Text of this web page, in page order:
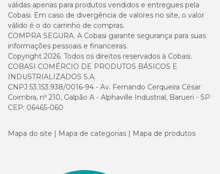
válidas apenas para produtos vendidos e entregues pela
Cobasi. Em caso de divergência de valores no site, o valor
válido é o do carrinho de compras.
COMPRA SEGURA. A Cobasi garante segurança para suas
informações pessoais e financeiras.
Copyright 2026. Todos os direitos reservados à Cobasi.
COBASI COMÉRCIO DE PRODUTOS BÁSICOS E
INDUSTRIALIZADOS S.A.
CNPJ 53.153.938/0016-94 - Av. Fernando Cerqueira César
Coimbra, nº 210, Galpão A - Alphaville Industrial, Barueri - SP
CEP: 06465-060
Mapa do site Mapa de categorias Mapa de produtos